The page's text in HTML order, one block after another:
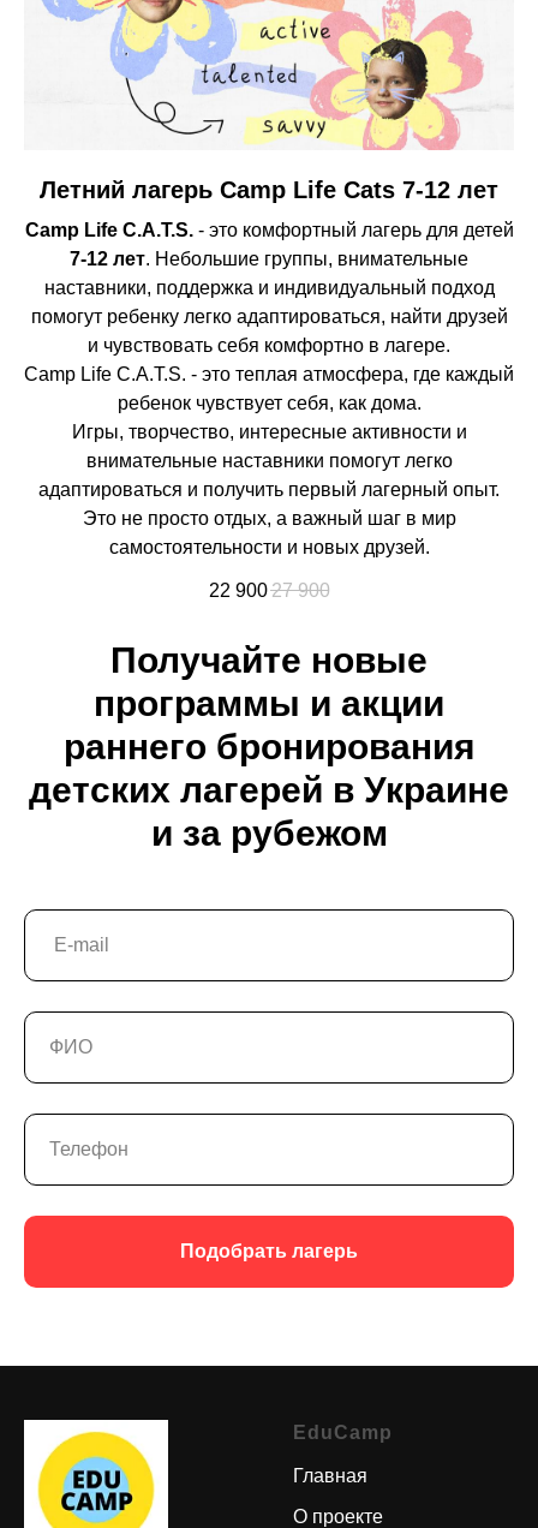
Летний лагерь Camp Life Cats 7-12 лет
Camp Life C.A.T.S.- это комфортный лагерь для детей
7-12 лет. Небольшие группы, внимательные
наставники, поддержка и индивидуальный подход
помогут ребенку легко адаптироваться, найти друзей
и чувствовать себя комфортно в лагере.
Camp Life C.A.T.S. - это теплая атмосфера, где каждый
ребенок чувствует себя, как дома.
Игры, творчество, интересные активности и
внимательные наставники помогут легко
адаптироваться и получить первый лагерный опыт.
Это не просто отдых, а важный шаг в мир
самостоятельности и новых друзей.
22 90027 900
Получайте новые
программы и акции
раннего бронирования
детских лагерей в Украине
и за рубежом
Подобрать лагерь
EduCamp
Главная
О проекте